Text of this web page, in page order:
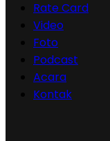
Rate Card
Video
Foto
Podcast
Acara
Kontak